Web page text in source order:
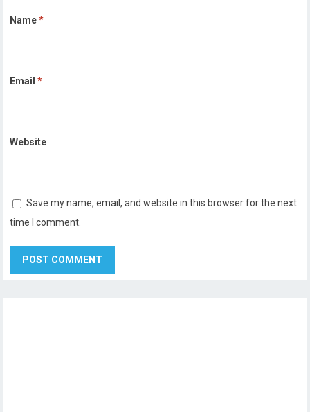
Name*
Email*
Website
Save my name, email, and website in this browser for the next
time I comment.